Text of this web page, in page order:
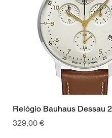
Relógio Bauhaus Dessau
Preis
329,00 €